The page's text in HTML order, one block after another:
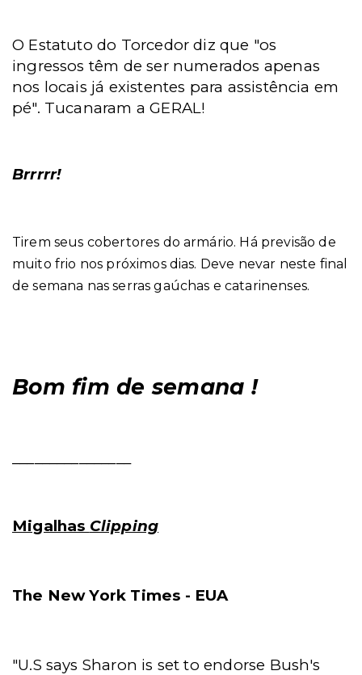
O Estatuto do Torcedor diz que "os
ingressos têm de ser numerados apenas
nos locais já existentes para assistência em
pé". Tucanaram a GERAL!
Brrrrr!
Tirem seus cobertores do armário. Há previsão de
muito frio nos próximos dias. Deve nevar neste final
de semana nas serras gaúchas e catarinenses.
Bom fim de semana !
Migalhas Clipping
The New York Times - EUA
"U.S says Sharon is set to endorse Bush's